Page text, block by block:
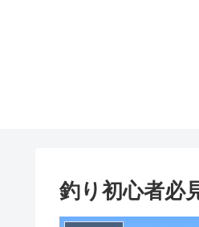
釣り初心者必